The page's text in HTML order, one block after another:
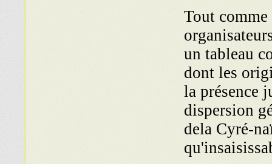
Tout comme
un tableau
dont les
la présence
dispersion
dela Cyré-